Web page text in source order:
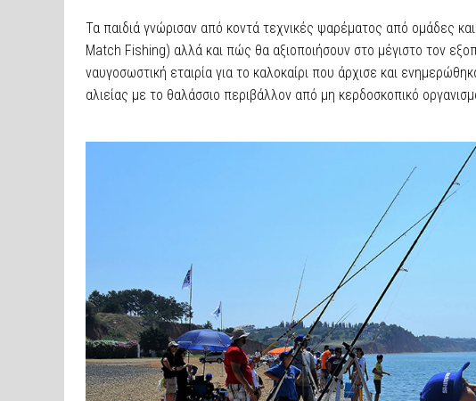
Τα παιδιά γνώρισαν από κοντά τεχνικές ψαρέματος από ομάδες
Match Fishing) αλλά και πώς θα αξιοποιήσουν στο μέγιστο τον
ναυγοσωστική εταιρία για το καλοκαίρι που άρχισε και
αλιείας με το θαλάσσιο περιβάλλον από μη κερδοσκοπικό